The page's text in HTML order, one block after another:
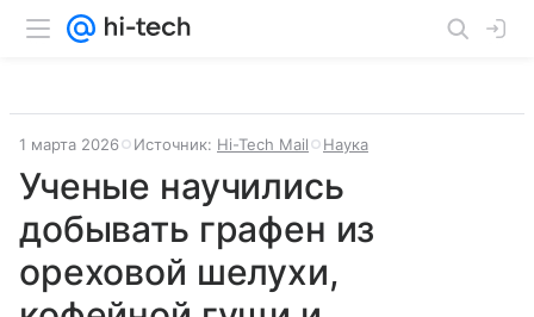
1 марта 2026 Источник: Hi-Tech Mail Наука
Ученые научились
добывать графен из
ореховой шелухи,